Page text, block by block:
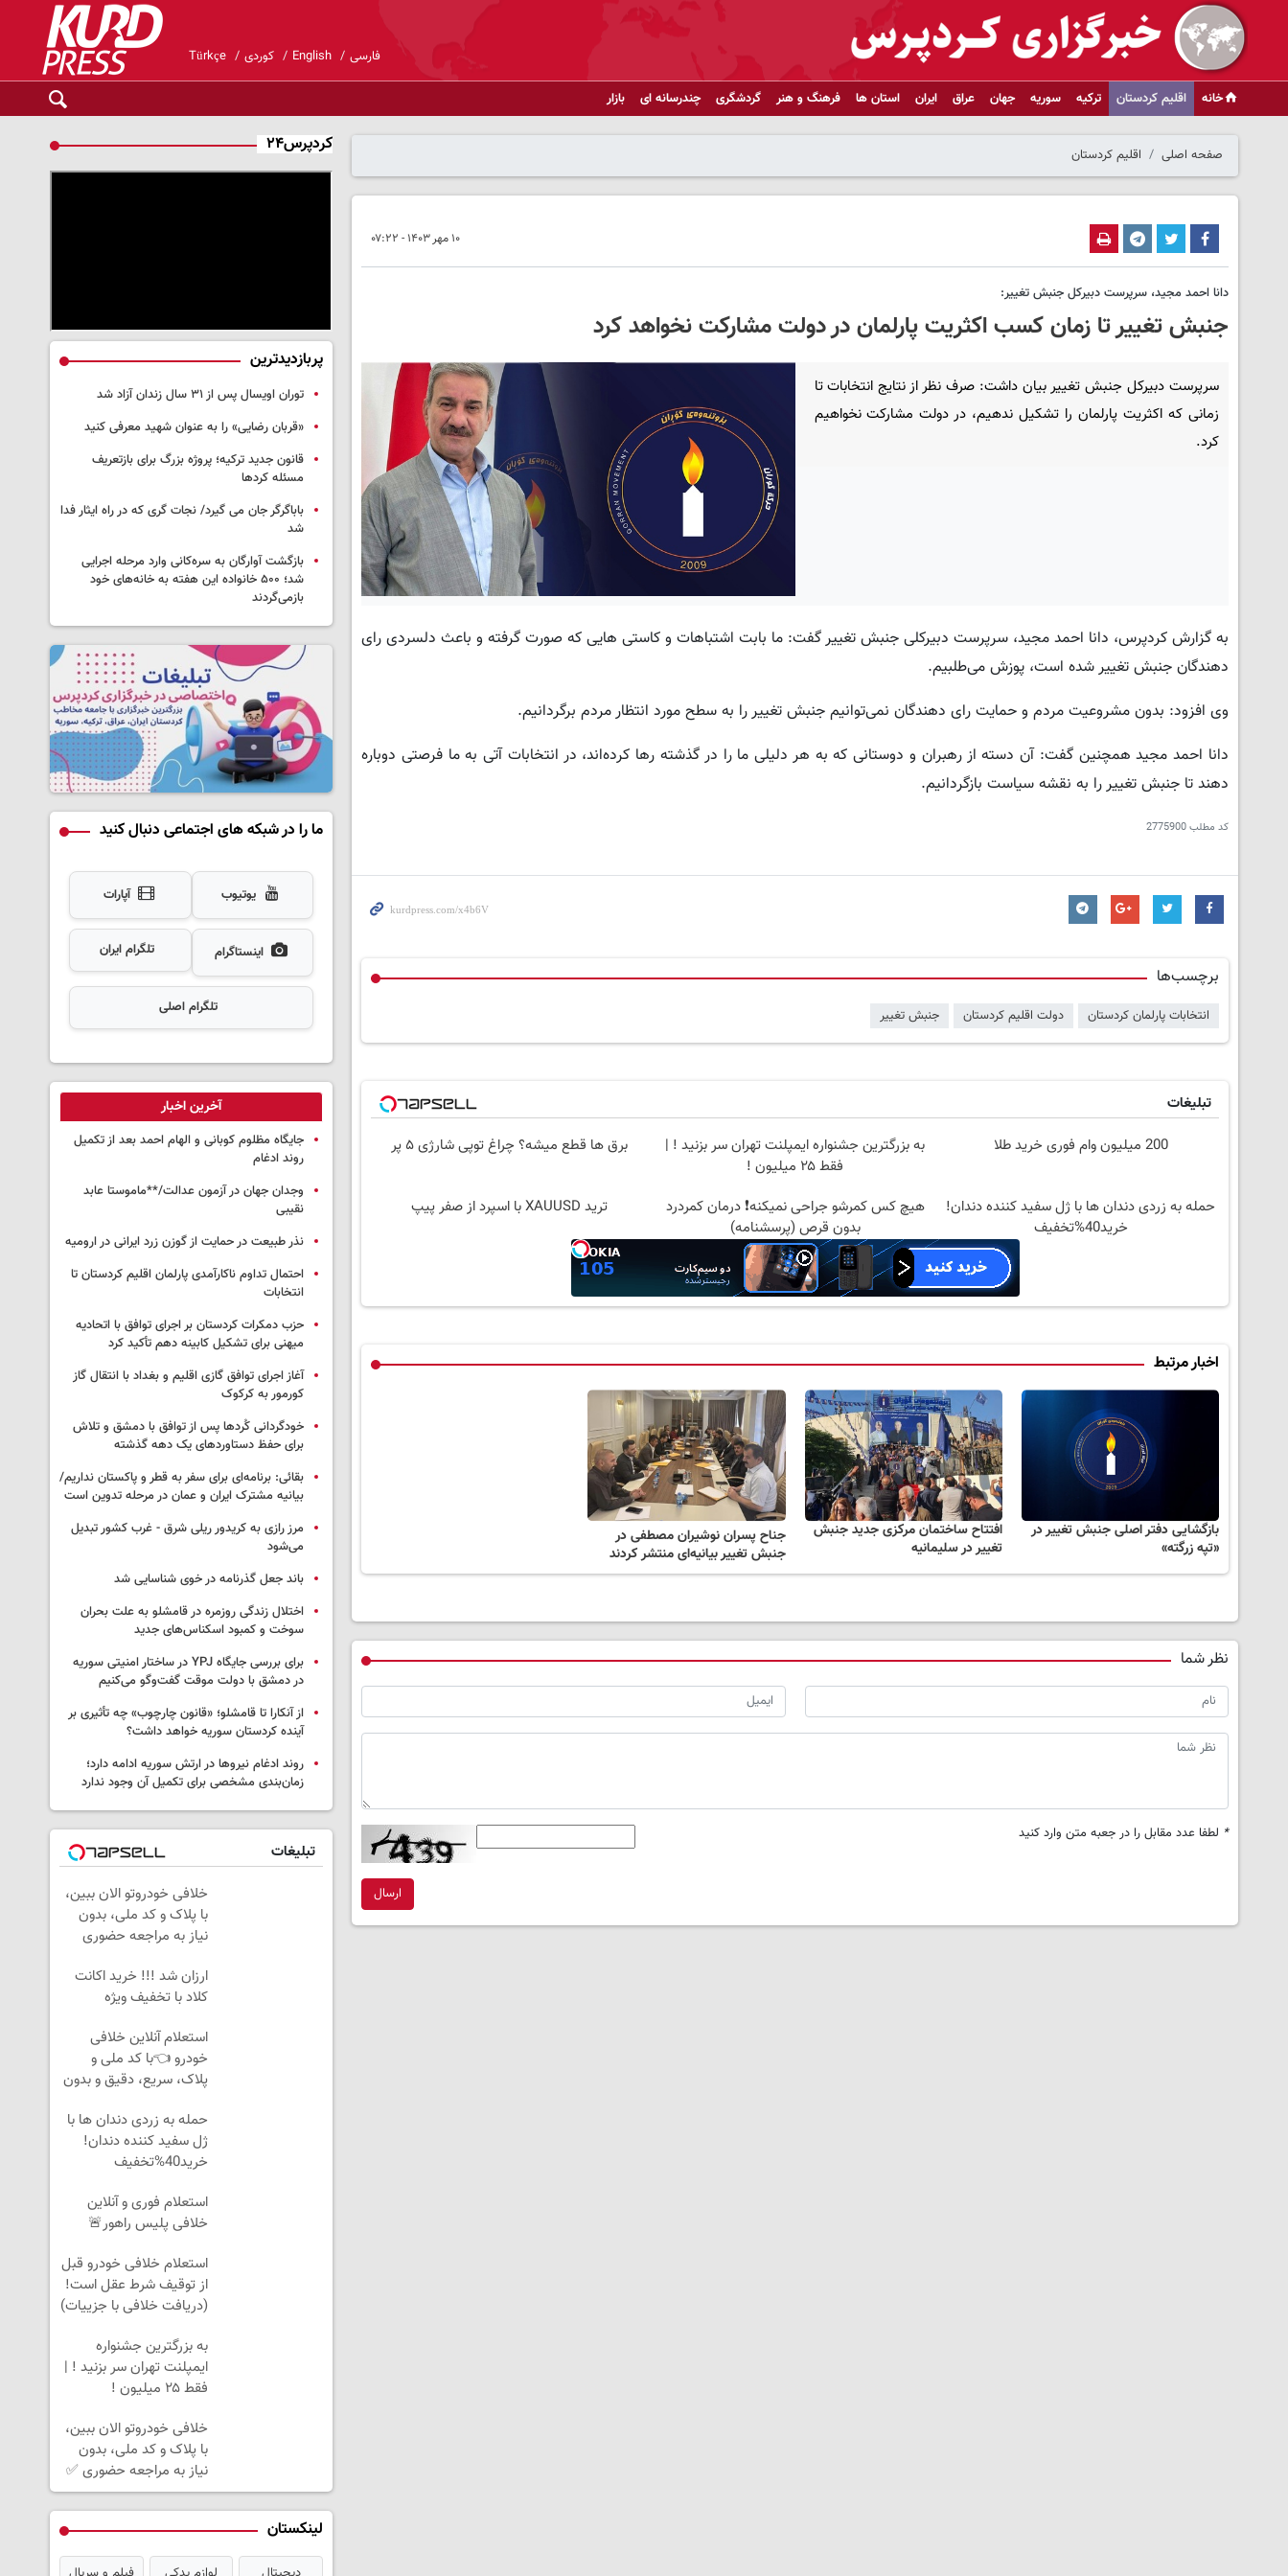
فارسی English کوردی Türkçe
خانه اقلیم کردستان ترکیه سوریه جهان عراق ایران استان ها فرهنگ و هنر گردشگری چندرسانه ای بازار
صفحه اصلی اقلیم کردستان
۱۰ مهر ۱۴۰۳ - ۰۷:۲۲
دانا احمد مجید، سرپرست دبیرکل جنبش تغییر:
جنبش تغییر تا زمان کسب اکثریت پارلمان در دولت مشارکت نخواهد کرد
سرپرست دبیرکل جنبش تغییر بیان داشت: صرف نظر از نتایج انتخابات تا
زمانی که اکثریت پارلمان را تشکیل ندهیم، در دولت مشارکت نخواهیم
کرد.
به گزارش کردپرس، دانا احمد مجید، سرپرست دبیرکلی جنبش تغییر گفت: ما بابت اشتباهات و کاستی هایی که صورت گرفته و باعث دلسردی رای
دهندگان جنبش تغییر شده است، پوزش می‌طلبیم.
وی افزود: بدون مشروعیت مردم و حمایت رای دهندگان نمی‌توانیم جنبش تغییر را به سطح مورد انتظار مردم برگردانیم.
دانا احمد مجید همچنین گفت: آن دسته از رهبران و دوستانی که به هر دلیلی ما را در گذشته رها کردەاند، در انتخابات آتی به ما فرصتی دوباره
دهند تا جنبش تغییر را به نقشه سیاست بازگردانیم.
کد مطلب2775900
برچسب‌ها
انتخابات پارلمان کردستان دولت اقلیم کردستان جنبش تغییر
تبلیغات
200 میلیون وام فوری خرید طلا
به بزرگترین جشنواره ایمپلنت تهران سر بزنید ! |
فقط ۲۵ میلیون !
برق ها قطع میشه؟ چراغ توپی شارژی ۵ پر
حمله به زردی دندان ها با ژل سفید کننده دندان!
خرید40%تخفیف
هیچ کس کمرشو جراحی نمیکنه❗ درمان کمردرد
بدون قرص (پرسشنامه)
ترید XAUUSD با اسپرد از صفر پیپ
اخبار مرتبط
بازگشایی دفتر اصلی جنبش تغییر در
«تپه زرگته»
افتتاح ساختمان مرکزی جدید جنبش
تغییر در سلیمانیه
جناح پسران نوشیران مصطفی در
جنبش تغییر بیانیه‌ای منتشر کردند
نظر شما
* لطفا عدد مقابل را در جعبه متن وارد کنید
ارسال
کردپرس۲۴
پربازدیدترین
توران اویسال پس از ۳۱ سال زندان آزاد شد
«قربان رضایی» را به عنوان شهید معرفی کنید
قانون جدید ترکیه؛ پروژه بزرگ‌ برای بازتعریف
مسئله کردها
باباگرگر جان می گیرد/ نجات گری که در راه ایثار فدا
شد
بازگشت آوارگان به سره‌کانی وارد مرحله اجرایی
شد؛ ۵۰۰ خانواده این هفته به خانه‌های خود
بازمی‌گردند
ما را در شبکه های اجتماعی دنبال کنید
یوتیوب آپارات
اینستاگرام تلگرام ایران
تلگرام اصلی
آخرین اخبار
جایگاه مظلوم کوبانی و الهام احمد بعد از تکمیل
روند ادغام
وجدان جهان در آزمون عدالت/**ماموستا عابد
نقیبی
نذر طبیعت در حمایت از گوزن زرد ایرانی در ارومیه
احتمال تداوم ناکارآمدی پارلمان اقلیم کردستان تا
انتخابات
حزب دمکرات کردستان بر اجرای توافق با اتحادیه
میهنی برای تشکیل کابینه دهم تأکید کرد
آغاز اجرای توافق گازی اقلیم و بغداد با انتقال گاز
کورمور به کرکوک
خودگردانی کُردها پس از توافق با دمشق و تلاش
برای حفظ دستاوردهای یک دهه گذشته
بقائی: برنامه‌ای برای سفر به قطر و پاکستان نداریم/
بیانیه مشترک ایران و عمان در مرحله تدوین است
مرز رازی به کریدور ریلی شرق - غرب کشور تبدیل
می‌شود
باند جعل گذرنامه در خوی شناسایی شد
اختلال زندگی روزمره در قامشلو به علت بحران
سوخت و کمبود اسکناس‌های جدید
برای بررسی جایگاه YPJ در ساختار امنیتی سوریه
در دمشق با دولت موقت گفت‌وگو می‌کنیم
از آنکارا تا قامشلو؛ «قانون چارچوب» چه تأثیری بر
آینده کردستان سوریه خواهد داشت؟
روند ادغام نیروها در ارتش سوریه ادامه دارد؛
زمان‌بندی مشخصی برای تکمیل آن وجود ندارد
تبلیغات
خلافی خودروتو الان ببین،
با پلاک و کد ملی، بدون
نیاز به مراجعه حضوری
ارزان شد !!! خرید اکانت
کلاد با تخفیف ویژه
استعلام آنلاین خلافی
خودرو 👈با کد ملی و
پلاک، سریع، دقیق و بدون
حمله به زردی دندان ها با
ژل سفید کننده دندان!
خرید40%تخفیف
استعلام فوری و آنلاین
خلافی پلیس راهور🚨
استعلام خلافی خودرو قبل
از توقیف شرط عقل است!
(دریافت خلافی با جزییات)
به بزرگترین جشنواره
ایمپلنت تهران سر بزنید ! |
فقط ۲۵ میلیون !
خلافی خودروتو الان ببین،
با پلاک و کد ملی، بدون
نیاز به مراجعه حضوری ✅
لینکستان